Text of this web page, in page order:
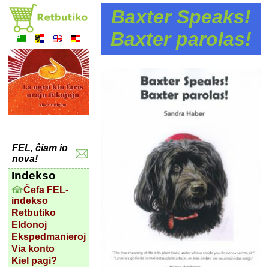
FEL, ĉiam io
nova!
Indekso
Ĉefa FEL-
indekso
Retbutiko
Eldonoj
Ekspedmanieroj
Via konto
Kiel pagi?
Baxter Speaks!
Baxter parolas!